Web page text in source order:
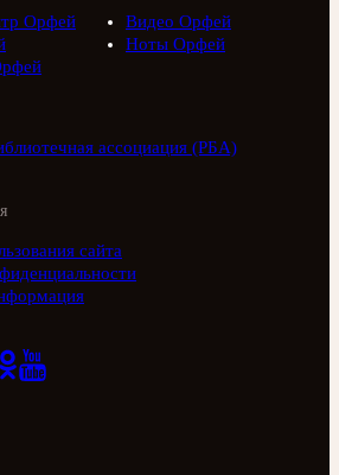
Орфей
Видео Орфей
Ноты Орфей
ассоциация (РБА)
сайта